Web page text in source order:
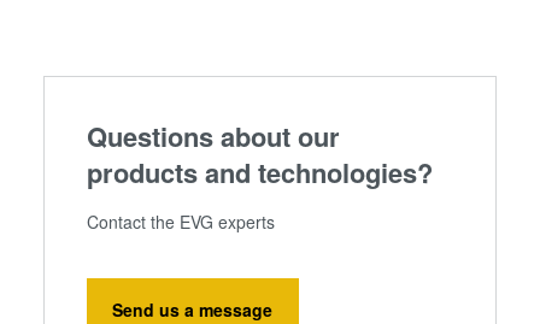
Questions about our
products and technologies?
Contact the EVG experts
Send us a message